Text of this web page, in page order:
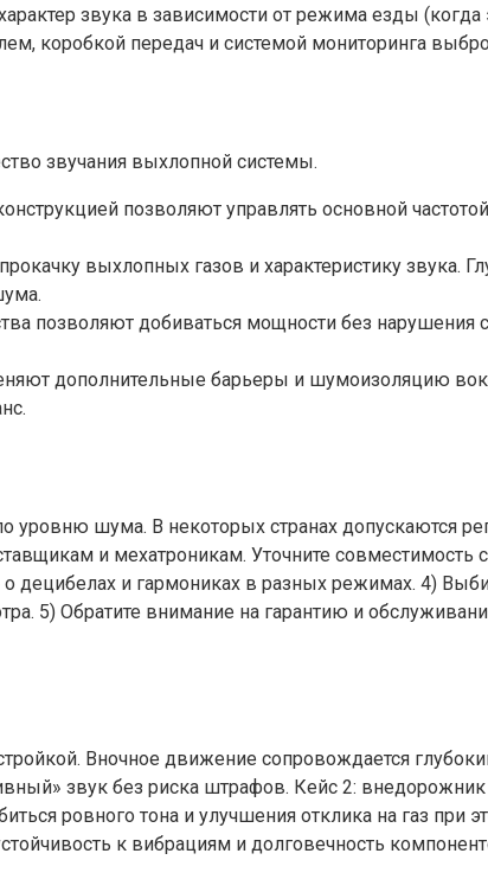
звука в зависимости от режима езды
коробкой передач и системой мониторинга
звучания выхлопной системы.
позволяют управлять основной
выхлопных газов и характеристику звука.
позволяют добиваться мощности без нарушения
дополнительные барьеры и шумоизоляцию
уровню шума. В некоторых странах допускаются
и мехатроникам. Уточните совместимость
децибелах и гармониках в разных режимах. 4)
5) Обратите внимание на гарантию и
Вночное движение сопровождается
звук без риска штрафов. Кейс 2:
ровного тона и улучшения отклика на газ при
к вибрациям и долговечность